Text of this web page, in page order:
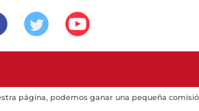
página, podemos ganar una pequeña